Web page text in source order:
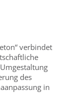
verbindet
des
in